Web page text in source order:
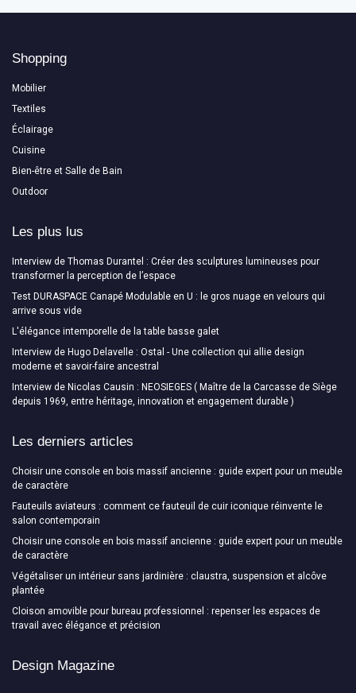
Shopping
Mobilier
Textiles
Éclairage
Cuisine
Bien-être et Salle de Bain
Outdoor
Les plus lus
Interview de Thomas Durantel : Créer des sculptures lumineuses pour
transformer la perception de l’espace
Test DURASPACE Canapé Modulable en U : le gros nuage en velours qui
arrive sous vide
L'élégance intemporelle de la table basse galet
Interview de Hugo Delavelle : Ostal - Une collection qui allie design
moderne et savoir-faire ancestral
Interview de Nicolas Causin : NEOSIEGES ( Maître de la Carcasse de Siège
depuis 1969, entre héritage, innovation et engagement durable )
Les derniers articles
Choisir une console en bois massif ancienne : guide expert pour un meuble
de caractère
Fauteuils aviateurs : comment ce fauteuil de cuir iconique réinvente le
salon contemporain
Choisir une console en bois massif ancienne : guide expert pour un meuble
de caractère
Végétaliser un intérieur sans jardinière : claustra, suspension et alcôve
plantée
Cloison amovible pour bureau professionnel : repenser les espaces de
travail avec élégance et précision
Design Magazine